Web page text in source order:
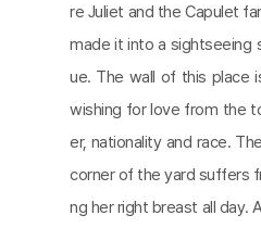
re Juliet and the Capulet
made it into a sightseeing
ue. The wall of this place
wishing for love from the
er, nationality and race.
corner of the yard suffers
ng her right breast all day.